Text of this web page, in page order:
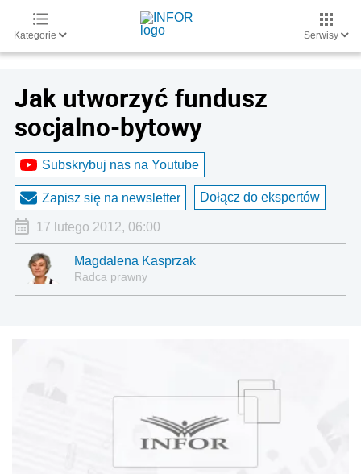
Kategorie Serwisy
Jak utworzyć fundusz
socjalno-bytowy
Subskrybuj nas na Youtube
Zapisz się na newsletter Dołącz do ekspertów
17 lutego 2012, 06:00
Magdalena Kasprzak
Radca prawny